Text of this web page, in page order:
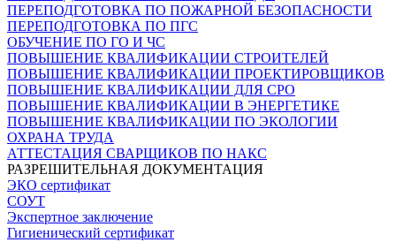
ПЕРЕПОДГОТОВКА ПО ПОЖАРНОЙ БЕЗОПАСНОСТИ
ПЕРЕПОДГОТОВКА ПО ПГС
ОБУЧЕНИЕ ПО ГО И ЧС
ПОВЫШЕНИЕ КВАЛИФИКАЦИИ СТРОИТЕЛЕЙ
ПОВЫШЕНИЕ КВАЛИФИКАЦИИ ПРОЕКТИРОВЩИКОВ
ПОВЫШЕНИЕ КВАЛИФИКАЦИИ ДЛЯ СРО
ПОВЫШЕНИЕ КВАЛИФИКАЦИИ В ЭНЕРГЕТИКЕ
ПОВЫШЕНИЕ КВАЛИФИКАЦИИ ПО ЭКОЛОГИИ
ОХРАНА ТРУДА
АТТЕСТАЦИЯ СВАРЩИКОВ ПО НАКС
РАЗРЕШИТЕЛЬНАЯ ДОКУМЕНТАЦИЯ
ЭКО сертификат
СОУТ
Экспертное заключение
Гигиенический сертификат